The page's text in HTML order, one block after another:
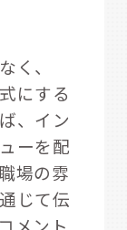
く、
にする
、イン
ーを配
場の雰
じて伝
メント